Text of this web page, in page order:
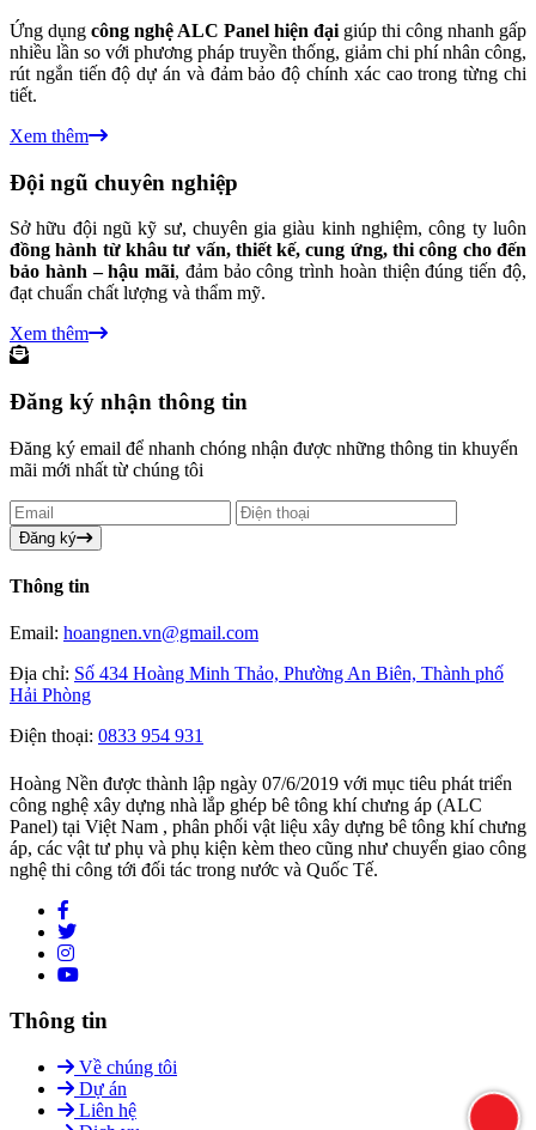
Ứng dụng công nghệ ALC Panel hiện đại giúp thi công nhanh gấp
nhiều lần so với phương pháp truyền thống, giảm chi phí nhân công,
rút ngắn tiến độ dự án và đảm bảo độ chính xác cao trong từng chi
tiết.
Xem thêm
Đội ngũ chuyên nghiệp
Sở hữu đội ngũ kỹ sư, chuyên gia giàu kinh nghiệm, công ty luôn
đồng hành từ khâu tư vấn, thiết kế, cung ứng, thi công cho đến
bảo hành – hậu mãi, đảm bảo công trình hoàn thiện đúng tiến độ,
đạt chuẩn chất lượng và thẩm mỹ.
Xem thêm
Đăng ký nhận thông tin
Đăng ký email để nhanh chóng nhận được những thông tin khuyến
mãi mới nhất từ chúng tôi
Đăng ký
Thông tin
Email: hoangnen.vn@gmail.com
Địa chỉ: Số 434 Hoàng Minh Thảo, Phường An Biên, Thành phố
Hải Phòng
Điện thoại: 0833 954 931
Hoàng Nền được thành lập ngày 07/6/2019 với mục tiêu phát triển
công nghệ xây dựng nhà lắp ghép bê tông khí chưng áp (ALC
Panel) tại Việt Nam , phân phối vật liệu xây dựng bê tông khí chưng
áp, các vật tư phụ và phụ kiện kèm theo cũng như chuyển giao công
nghệ thi công tới đối tác trong nước và Quốc Tế.
Thông tin
Về chúng tôi
Dự án
Liên hệ